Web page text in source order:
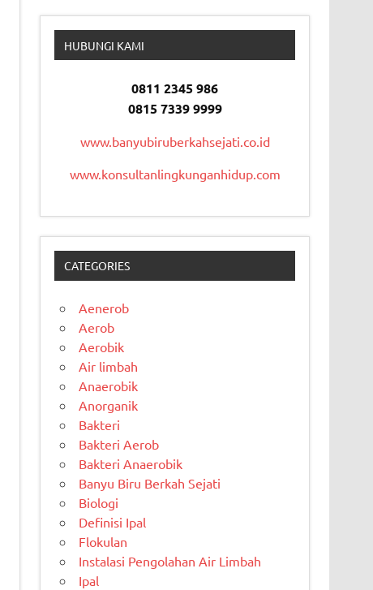
HUBUNGI KAMI
0811 2345 986
0815 7339 9999
www.banyubiruberkahsejati.co.id
www.konsultanlingkunganhidup.com
CATEGORIES
Aenerob
Aerob
Aerobik
Air limbah
Anaerobik
Anorganik
Bakteri
Bakteri Aerob
Bakteri Anaerobik
Banyu Biru Berkah Sejati
Biologi
Definisi Ipal
Flokulan
Instalasi Pengolahan Air Limbah
Ipal